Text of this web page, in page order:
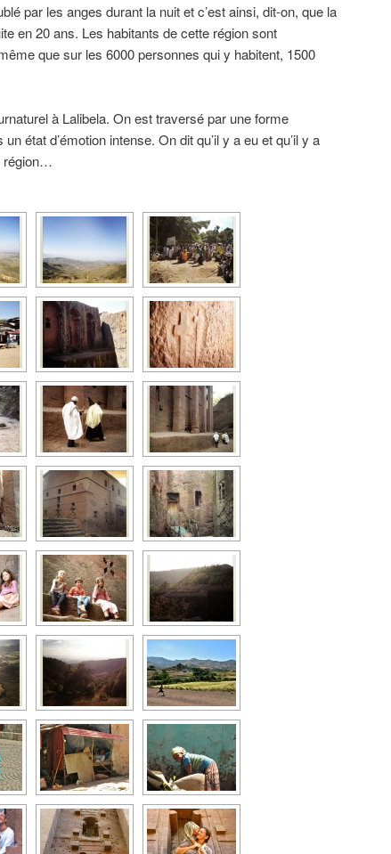
par les anges durant la nuit et c’est ainsi, dit-on, que la
en 20 ans. Les habitants de cette région sont
que sur les 6000 personnes qui y habitent, 1500
à Lalibela. On est traversé par une forme
état d’émotion intense. On dit qu’il y a eu et qu’il y a
région…